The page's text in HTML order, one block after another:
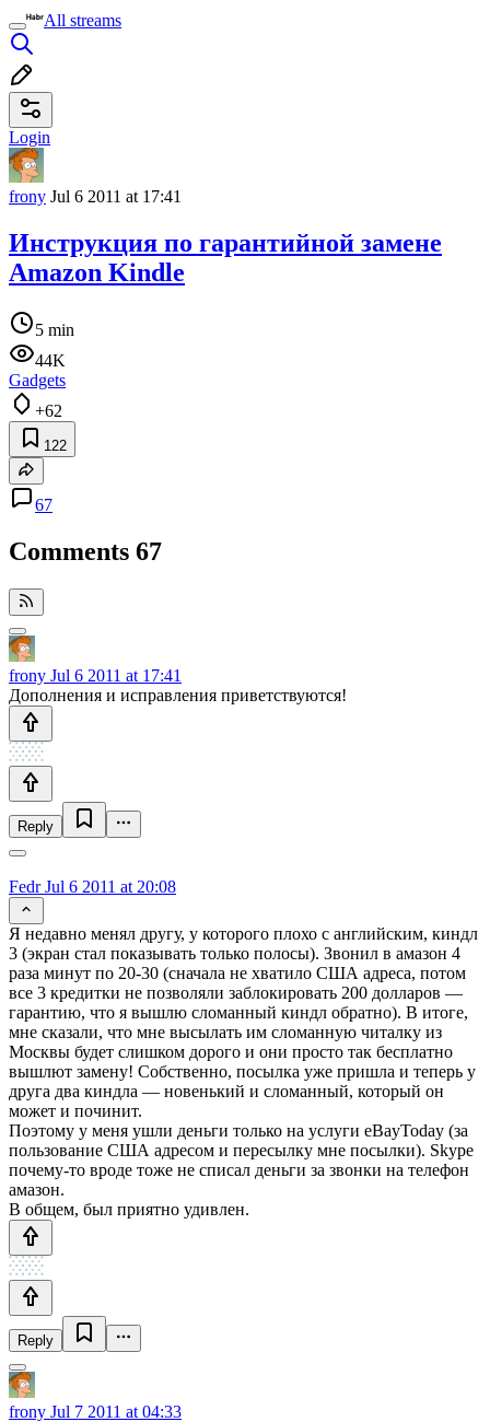
All streams
Login
frony Jul 6 2011 at 17:41
Инструкция по гарантийной замене
Amazon Kindle
5 min
44K
Gadgets
+62
122
67
Comments 67
frony Jul 6 2011 at 17:41
Дополнения и исправления приветствуются!
Reply
FedrJul 6 2011 at 20:08
Я недавно менял другу, у которого плохо с английским, киндл
3 (экран стал показывать только полосы). Звонил в амазон 4
раза минут по 20-30 (сначала не хватило США адреса, потом
все 3 кредитки не позволяли заблокировать 200 долларов —
гарантию, что я вышлю сломанный киндл обратно). В итоге,
мне сказали, что мне высылать им сломанную читалку из
Москвы будет слишком дорого и они просто так бесплатно
вышлют замену! Собственно, посылка уже пришла и теперь у
друга два киндла — новенький и сломанный, который он
может и починит.
Поэтому у меня ушли деньги только на услуги eBayToday (за
пользование США адресом и пересылку мне посылки). Skype
почему-то вроде тоже не списал деньги за звонки на телефон
амазон.
В общем, был приятно удивлен.
Reply
frony Jul 7 2011 at 04:33